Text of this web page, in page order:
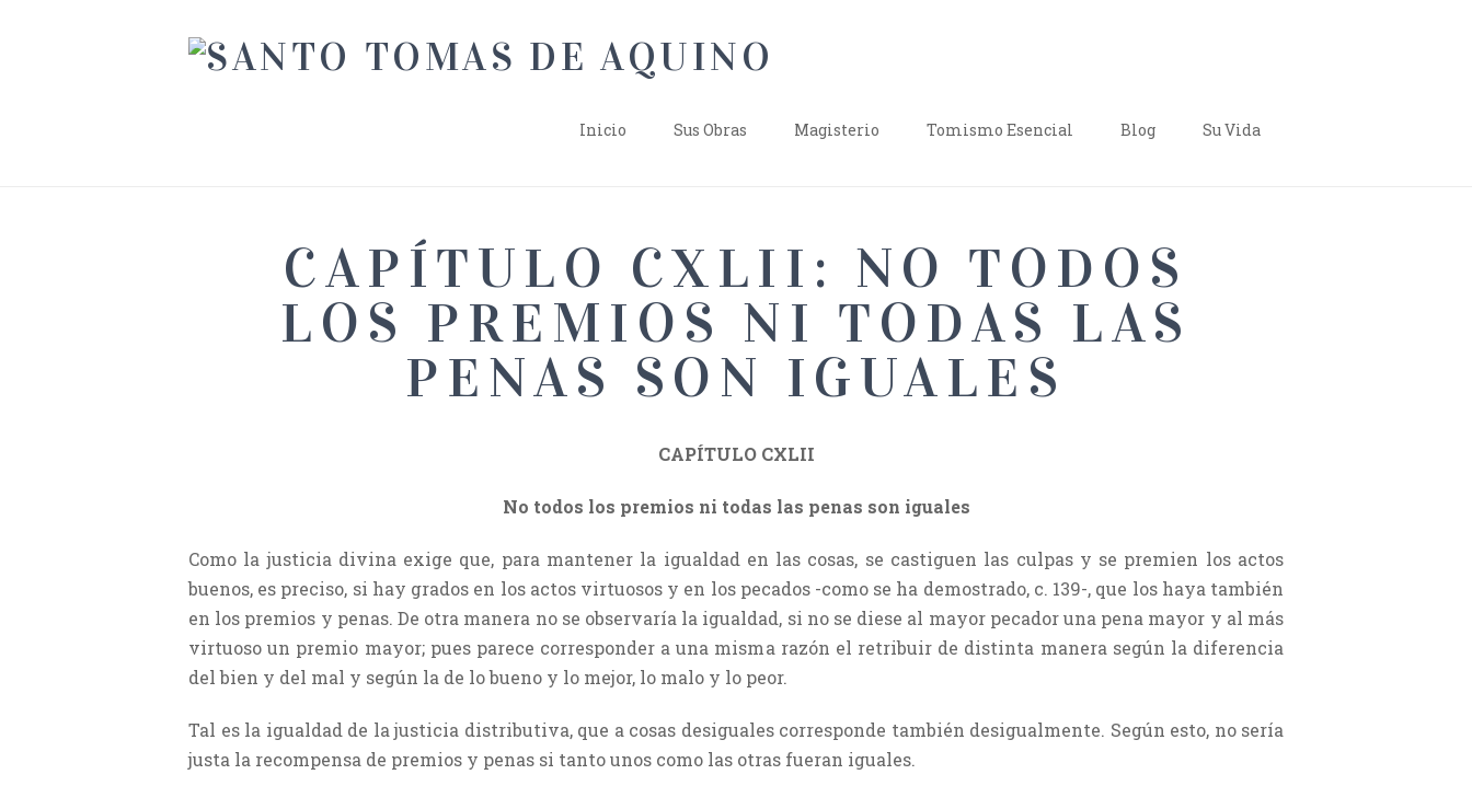
Inicio Sus Obras Magisterio Tomismo Esencial Blog Su Vida
CAPÍTULO CXLII: NO TODOS
LOS PREMIOS NI TODAS LAS
PENAS SON IGUALES
CAPÍTULO CXLII
No todos los premios ni todas las penas son iguales
Como la justicia divina exige que, para mantener la igualdad en las cosas, se castiguen las culpas y se premien los actos
buenos, es preciso, si hay grados en los actos virtuosos y en los pecados -como se ha demostrado, c. 139-, que los haya también
en los premios y penas. De otra manera no se observaría la igualdad, si no se diese al mayor pecador una pena mayor y al más
virtuoso un premio mayor; pues parece corresponder a una misma razón el retribuir de distinta manera según la diferencia
del bien y del mal y según la de lo bueno y lo mejor, lo malo y lo peor.
Tal es la igualdad de la justicia distributiva, que a cosas desiguales corresponde también desigualmente. Según esto, no sería
justa la recompensa de premios y penas si tanto unos como las otras fueran iguales.